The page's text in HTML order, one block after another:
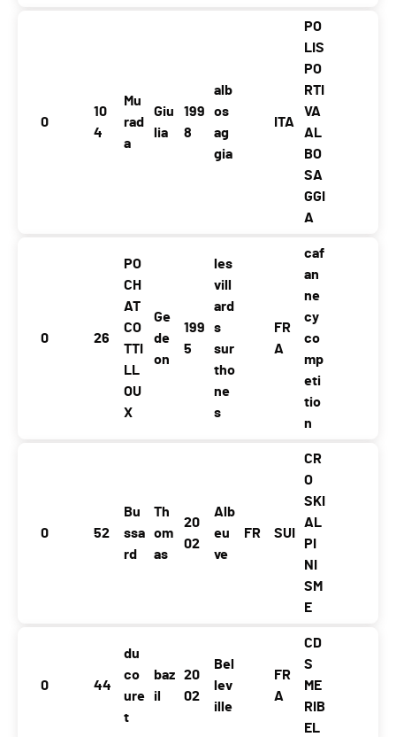
0
10
4
Mu
rad
a
Giu
lia
199
8
alb
os
ag
gia
ITA
PO
LIS
PO
RTI
VA
AL
BO
SA
GGI
A
0 26
PO
CH
AT
CO
TTI
LL
OU
X
Ge
de
on
199
5
les
vill
ard
s
sur
tho
ne
s
FR
A
caf
an
ne
cy
co
mp
eti
tio
n
0 52
Bu
ssa
rd
Th
om
as
20
02
Alb
eu
ve
FR SUI
CR
O
SKI
AL
PI
NI
SM
E
0 44
du
co
ure
t
baz
il
20
02
Bel
lev
ille
FR
A
CD
S
ME
RIB
EL